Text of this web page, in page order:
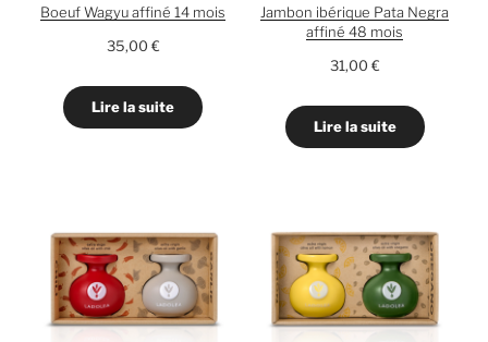
Boeuf Wagyu affiné 14 mois
35,00 €
Lire la suite
Jambon ibérique Pata Negra
affiné 48 mois
31,00 €
Lire la suite